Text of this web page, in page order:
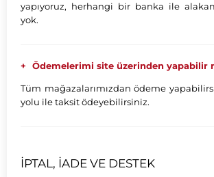
yapıyoruz, herhangi bir banka ile
yok.
Ödemelerimi site üzerinden yapabilir
Tüm mağazalarımızdan ödeme
yolu ile taksit ödeyebilirsiniz.
İPTAL, İADE VE DESTEK